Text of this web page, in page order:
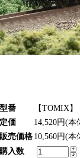
型番
【TOMIX
定価
14,520円(本
販売価格 10,560円(本
購入数